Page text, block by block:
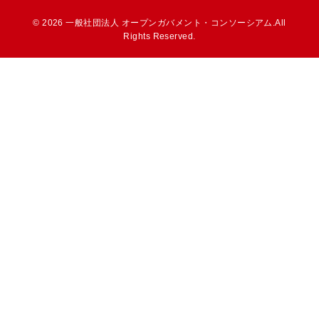
© 2026 一般社団法人 オープンガバメント・コンソーシアム.All
Rights Reserved.